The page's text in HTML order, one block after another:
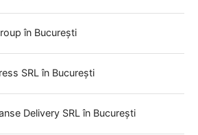
în București
SRL în București
Delivery SRL în București